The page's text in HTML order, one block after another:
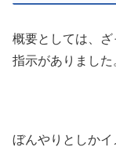
概要としては、
指示がありました
ぼんやりとしか